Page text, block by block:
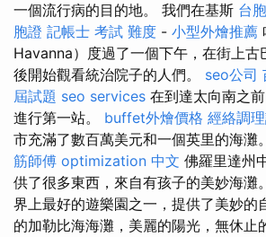
一個流行病的目的地。 我們在基斯 台
胞證 記帳士 考試 難度 - 小型外燴推薦
Havanna）度過了一個下午，在街上古
後開始觀看統治院子的人們。 seo公司
屆試題 seo services 在到達太向南之
進行第一站。 buffet外燴價格 經絡調
市充滿了數百萬美元和一個英里的海灘
筋師傅 optimization 中文 佛羅里達州
供了很多東西，來自有孩子的美妙海灘
界上最好的遊樂園之一，提供了美妙的
的加勒比海海灘，美麗的陽光，無休止